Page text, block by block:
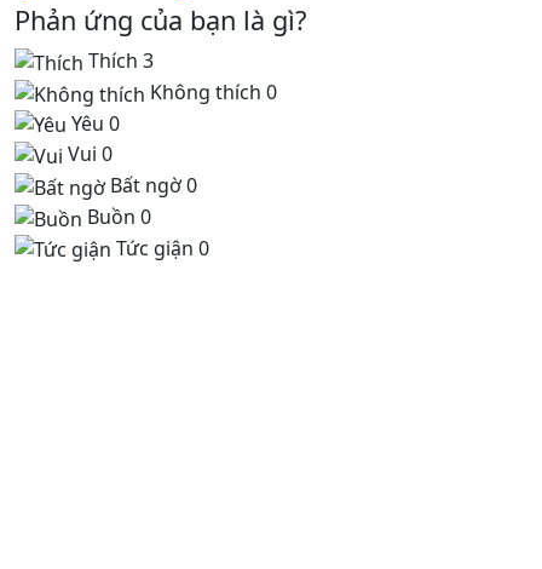
Phản ứng của bạn là gì?
Thích 3
Không thích 0
Yêu 0
Vui 0
Bất ngờ0
Buồn 0
Tức giận 0